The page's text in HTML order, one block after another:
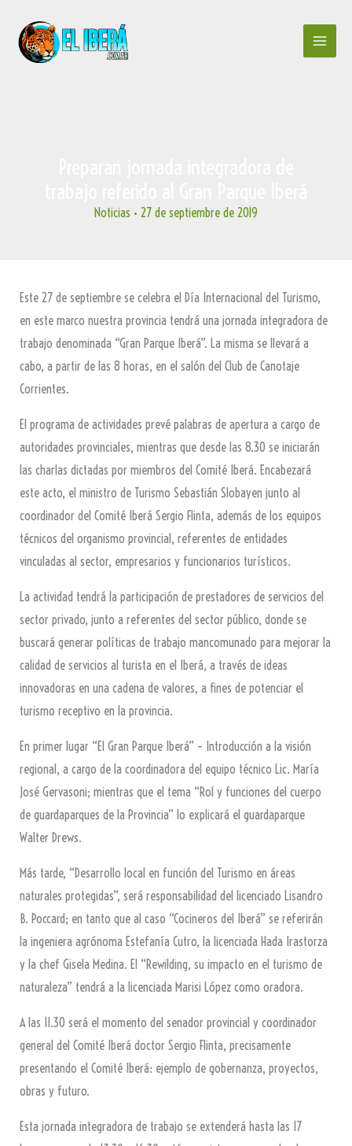
contenido
Noticias • 27 de septiembre de 2019
Este 27 de septiembre se celebra el Día Internacional del Turismo,
en este marco nuestra provincia tendrá una jornada integradora de
trabajo denominada “Gran Parque Iberá”. La misma se llevará a
cabo, a partir de las 8 horas, en el salón del Club de Canotaje
Corrientes.
El programa de actividades prevé palabras de apertura a cargo de
autoridades provinciales, mientras que desde las 8.30 se iniciarán
las charlas dictadas por miembros del Comité Iberá. Encabezará
este acto, el ministro de Turismo Sebastián Slobayen junto al
coordinador del Comité Iberá Sergio Flinta, además de los equipos
técnicos del organismo provincial, referentes de entidades
vinculadas al sector, empresarios y funcionarios turísticos.
La actividad tendrá la participación de prestadores de servicios del
sector privado, junto a referentes del sector público, donde se
buscará generar políticas de trabajo mancomunado para mejorar la
calidad de servicios al turista en el Iberá, a través de ideas
innovadoras en una cadena de valores, a fines de potenciar el
turismo receptivo en la provincia.
En primer lugar “El Gran Parque Iberá” – Introducción a la visión
regional, a cargo de la coordinadora del equipo técnico Lic. María
José Gervasoni; mientras que el tema “Rol y funciones del cuerpo
de guardaparques de la Provincia” lo explicará el guardaparque
Walter Drews.
Más tarde, “Desarrollo local en función del Turismo en áreas
naturales protegidas”, será responsabilidad del licenciado Lisandro
B. Poccard; en tanto que al caso “Cocineros del Iberá” se referirán
la ingeniera agrónoma Estefanía Cutro, la licenciada Hada Irastorza
y la chef Gisela Medina. El “Rewilding, su impacto en el turismo de
naturaleza” tendrá a la licenciada Marisi López como oradora.
A las 11.30 será el momento del senador provincial y coordinador
general del Comité Iberá doctor Sergio Flinta, precisamente
presentando el Comité Iberá: ejemplo de gobernanza, proyectos,
obras y futuro.
Esta jornada integradora de trabajo se extenderá hasta las 17